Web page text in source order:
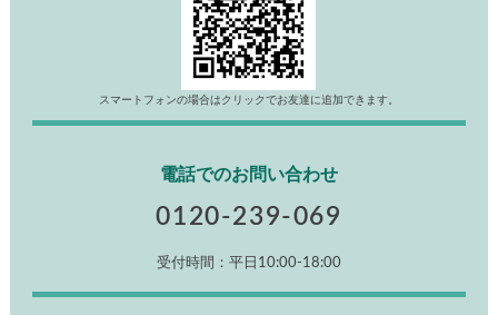
スマートフォンの場合はクリックでお友達に追加できます。
電話でのお問い合わせ
0120-239-069
受付時間：平日10:00-18:00